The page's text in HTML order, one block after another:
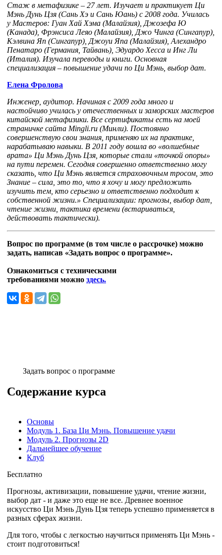
Стаж в метафизике – 27 лет. Изучает и практикует Ци
Мэнь Дунь Цзя (Сань Хэ и Сань Юань) с 2008 года. Училась
у Мастеров: Гуан Хай Хэма (Малайзия), Джозефа Ю
(Канада), Фрэнсиса Леяо (Малайзия), Джо Чинга (Сингапур),
Кэлвина Яп (Сингапур), Джоуи Япа (Малайзия), Алехандро
Пенатаро (Германия, Тайвань), Эдуардо Хесса и Инг Ли
(Италия). Изучала переводы и книги. Основная
специализация – повышение удачи по Ци Мэнь, выбор дат.
Елена Фролова
Инженер, аудитор. Начиная с 2009 года много и
настойчиво училась у отечественных и заморских мастеров
китайской метафизики. Все сертификаты есть на моей
страничке сайта Mingli.ru (Минли). Постоянно
совершенствую свои знания, применяю их на практике,
нарабатываю навыки. В 2011 году вошла во «волшебные
врата» Ци Мэнь Дунь Цзя, которые стали «точкой опоры»
на пути перемен. Сегодня совершенно ответственно могу
сказать, что Ци Мэнь является страховочным тросом, это
Знание – сила, это то, что я хочу и могу предложить
изучить тем, кто серьезно и ответственно подходит к
собственной жизни.» Специализации: прогнозы, выбор дат,
чтение жизни, тактика времени (встариваться,
действовать тактически).
Вопрос по программе (в том числе о рассрочке) можно
задать, написав «Задать вопрос о программе».
Ознакомиться с техническими
требованиями можно здесь.
Задать вопрос о программе
Содержание курса
Основы
Модуль 1. База Ци Мэнь. Повышение удачи
Модуль 2. Прогнозы 2D
Дальнейшее обучение
Клуб
Бесплатно
Прогнозы, активизации, повышение удачи, чтение жизни,
выбор дат - и даже это еще не все. Древнее военное
искусство Ци Мэнь Дунь Цзя теперь успешно применяется в
разных сферах жизни.
Для того, чтобы с легкостью научиться применять Ци Мэнь -
стоит подготовиться!